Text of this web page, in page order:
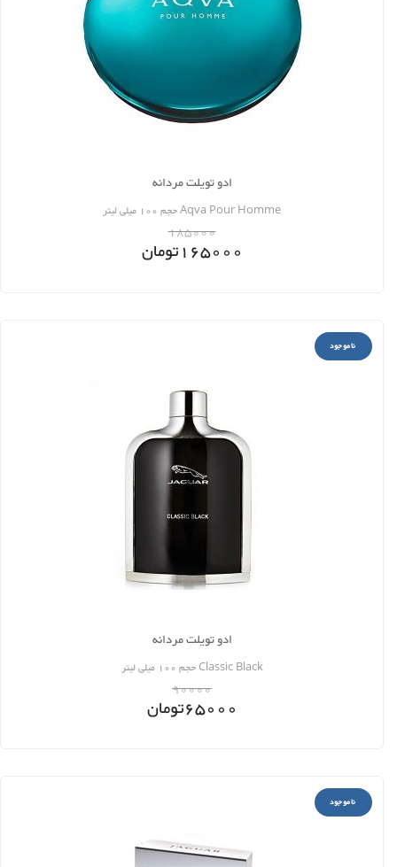
ادو تویلت مردانه
Aqva Pour Homme حجم 100 میلی لیتر
185000
165000تومان
ناموجود
ادو تویلت مردانه
Classic Black حجم 100 میلی لیتر
90000
65000تومان
ناموجود